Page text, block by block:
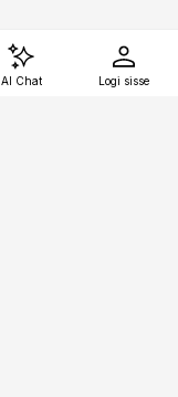
AI Chat Logi sisse